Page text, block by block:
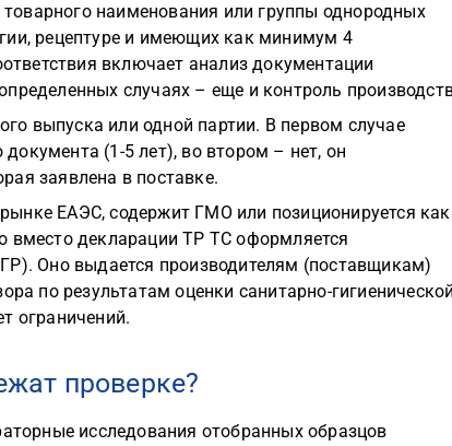
наименования или группы однородных
рецептуре и имеющих как минимум 4
включает анализ документации
случаях – еще и контроль
выпуска или одной партии. В первом случае
(1-5 лет), во втором – нет, он
заявлена в поставке.
ЕАЭС, содержит ГМО или позиционируется как
вместо декларации ТР ТС оформляется
Оно выдается производителям (поставщикам)
по результатам оценки санитарно-гигиенической
ограничений.
проверке?
исследования отобранных образцов